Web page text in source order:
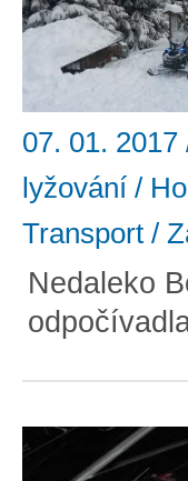
07. 01. 2017
lyžování /
Transport /
Nedaleko